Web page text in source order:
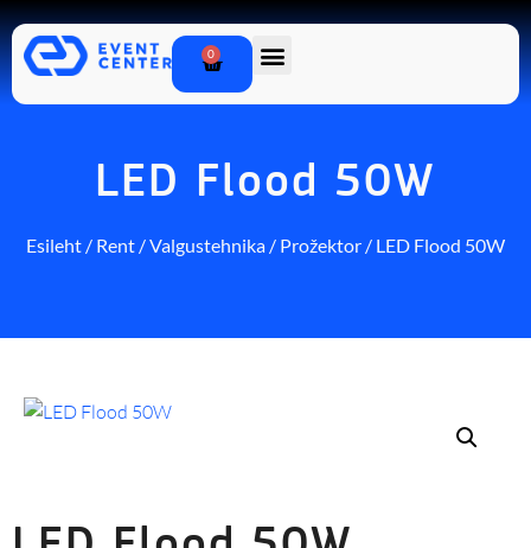
0
LED Flood 50W
Esileht / Rent /Valgustehnika / Prožektor / LED Flood 50W